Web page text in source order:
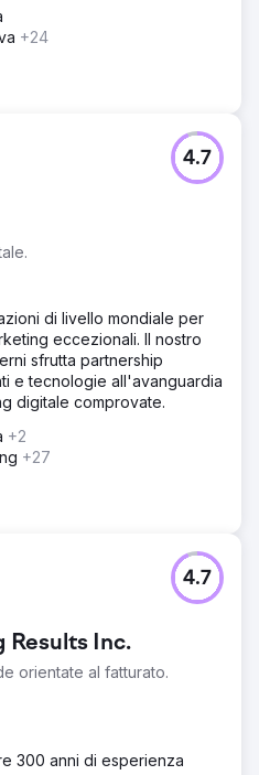
+24
4.7
di livello mondiale per
eccezionali. Il nostro
sfrutta partnership
e tecnologie all'avanguardia
digitale comprovate.
+2
+27
Results Inc.
orientate al fatturato.
4.7
300 anni di esperienza